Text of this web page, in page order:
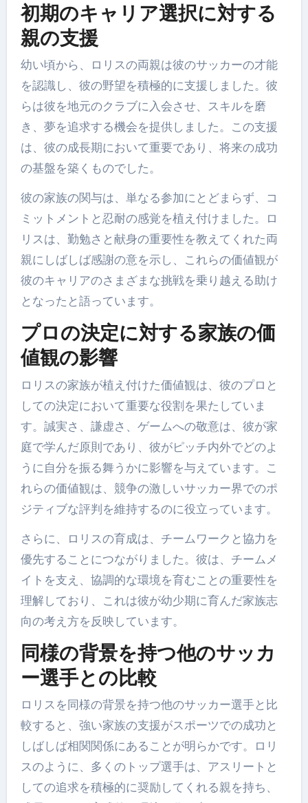
初期のキャリア選択に対する
親の支援
幼い頃から、ロリスの両親は彼のサッカーの才能
を認識し、彼の野望を積極的に支援しました。彼
らは彼を地元のクラブに入会させ、スキルを磨
き、夢を追求する機会を提供しました。この支援
は、彼の成長期において重要であり、将来の成功
の基盤を築くものでした。
彼の家族の関与は、単なる参加にとどまらず、コ
ミットメントと忍耐の感覚を植え付けました。ロ
リスは、勤勉さと献身の重要性を教えてくれた両
親にしばしば感謝の意を示し、これらの価値観が
彼のキャリアのさまざまな挑戦を乗り越える助け
となったと語っています。
プロの決定に対する家族の価
値観の影響
ロリスの家族が植え付けた価値観は、彼のプロと
しての決定において重要な役割を果たしていま
す。誠実さ、謙虚さ、ゲームへの敬意は、彼が家
庭で学んだ原則であり、彼がピッチ内外でどのよ
うに自分を振る舞うかに影響を与えています。こ
れらの価値観は、競争の激しいサッカー界でのポ
ジティブな評判を維持するのに役立っています。
さらに、ロリスの育成は、チームワークと協力を
優先することにつながりました。彼は、チームメ
イトを支え、協調的な環境を育むことの重要性を
理解しており、これは彼が幼少期に育んだ家族志
向の考え方を反映しています。
同様の背景を持つ他のサッカ
ー選手との比較
ロリスを同様の背景を持つ他のサッカー選手と比
較すると、強い家族の支援がスポーツでの成功と
しばしば相関関係にあることが明らかです。ロリ
スのように、多くのトップ選手は、アスリートと
しての追求を積極的に奨励してくれる親を持ち、